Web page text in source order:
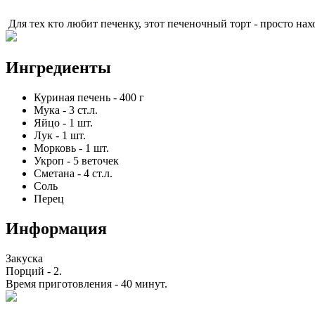
Для тех кто любит печенку, этот печеночный торт - просто
Ингредиенты
Куриная печень - 400 г
Мука - 3 ст.л.
Яйцо - 1 шт.
Лук - 1 шт.
Морковь - 1 шт.
Укроп - 5 веточек
Сметана - 4 ст.л.
Соль
Перец
Информация
Закуска
Порций - 2.
Время приготовления - 40 минут.